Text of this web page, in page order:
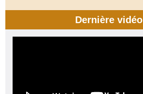
Dernière vidéo